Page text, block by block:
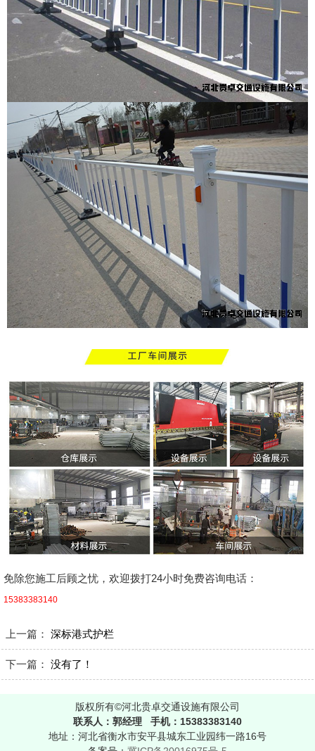
免除您施工后顾之忧，欢迎拨打24小时免费咨询电话：
15383383140
上一篇：深标港式护栏
下一篇：没有了！
版权所有©河北贵卓交通设施有限公司
联系人：郭经理 手机：15383383140
地址：河北省衡水市安平县城东工业园纬一路16号